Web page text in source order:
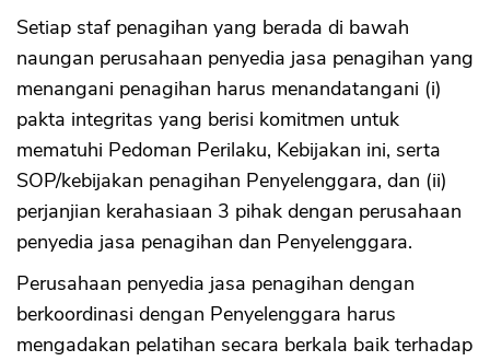
Setiap staf penagihan yang berada di bawah
naungan perusahaan penyedia jasa penagihan yang
menangani penagihan harus menandatangani (i)
pakta integritas yang berisi komitmen untuk
mematuhi Pedoman Perilaku, Kebijakan ini, serta
SOP/kebijakan penagihan Penyelenggara, dan (ii)
perjanjian kerahasiaan 3 pihak dengan perusahaan
penyedia jasa penagihan dan Penyelenggara.
Perusahaan penyedia jasa penagihan dengan
berkoordinasi dengan Penyelenggara harus
mengadakan pelatihan secara berkala baik terhadap